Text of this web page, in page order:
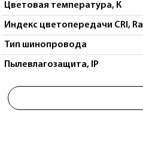
Цветовая температура, К
Индекс цветопередачи CRI, Ra
Тип шинопровода
Пылевлагозащита, IP
259206CCT